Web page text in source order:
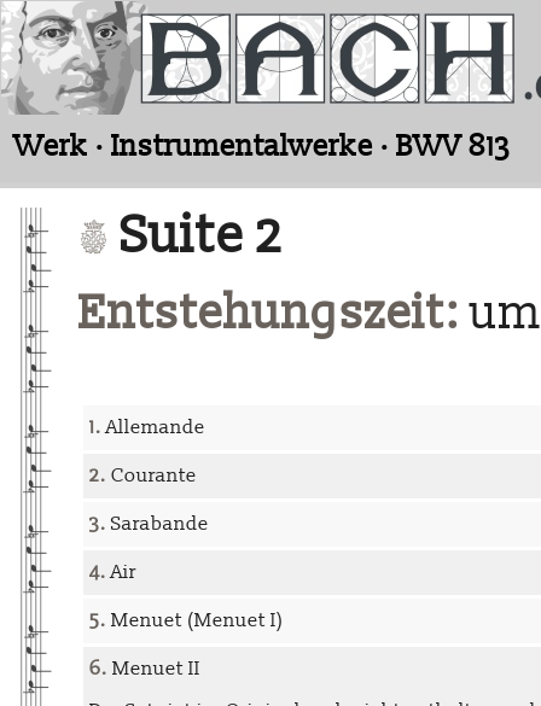
Werk · Instrumentalwerke · BWV 813
Suite 2
Entstehungszeit:
1.Allemande
2. Courante
3. Sarabande
4.Air
5. Menuet (Menuet I)
6. Menuet II